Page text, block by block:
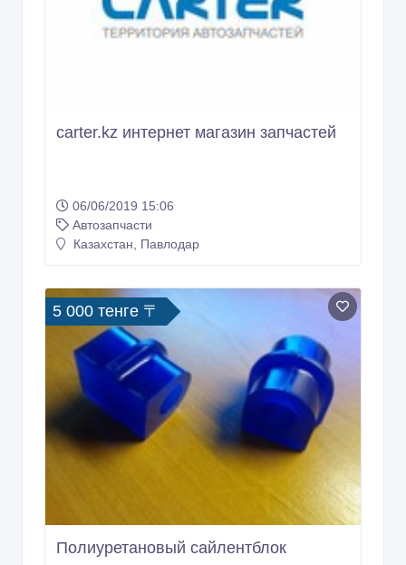
carter.kz интернет магазин запчастей
06/06/2019 15:06
Автозапчасти
Казахстан, Павлодар
5 000 тенге 〒
Полиуретановый сайлентблок